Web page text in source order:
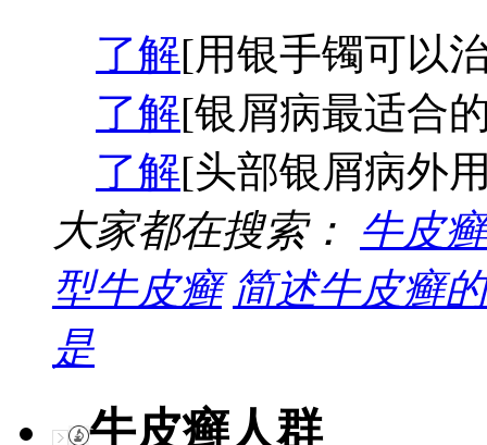
了解[用银手镯可以
了解[银屑病最适合
了解[头部银屑病外
大家都在搜索： 牛皮
型牛皮癣 简述牛皮癣
是
牛皮癣人群